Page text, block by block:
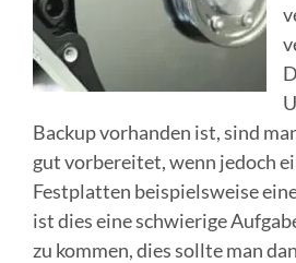
Backup vorhanden ist, sind
gut vorbereitet, wenn jedoch
Festplatten beispielsweise
ist dies eine schwierige
zu kommen, dies sollte man